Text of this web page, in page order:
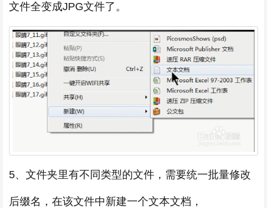
文件全变成JPG文件了。
5、文件夹里有不同类型的文件，需要统一批量修改
后缀名，在该文件中新建一个文本文档，